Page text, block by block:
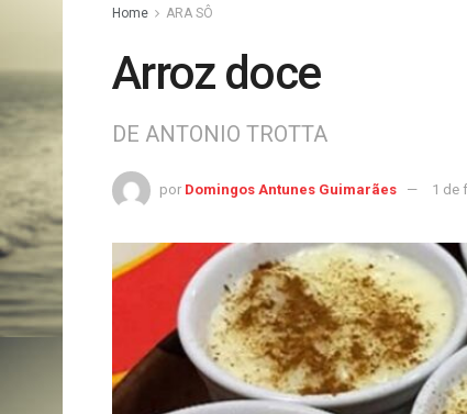
Home ARA SÔ
Arroz doce
DE ANTONIO TROTTA
por Domingos Antunes Guimarães 1 de